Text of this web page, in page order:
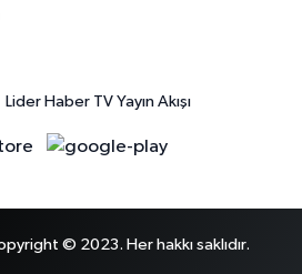
Lider Haber TV Yayın Akışı
© 2023. Her hakkı saklıdır.